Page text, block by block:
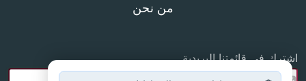
من نحن
اشترك في قائمتنا البريدية